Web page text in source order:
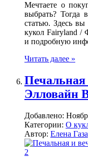
Мечтаете о
выбрать? Тогда
статью. Здесь вы
кукол Fairyland /
и подробную
Читать далее »
Элловайн
Добавлено:
Категории: О
Автор: Елена